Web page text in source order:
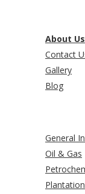
About Us
Contact
Gallery
Blog
General
Oil & Gas
Plantation